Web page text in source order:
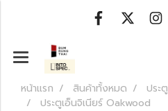
หน้าแรก สินค้าทั้งหมด ประตู
ประตูเอ็นจิเนียร์ Oakwood